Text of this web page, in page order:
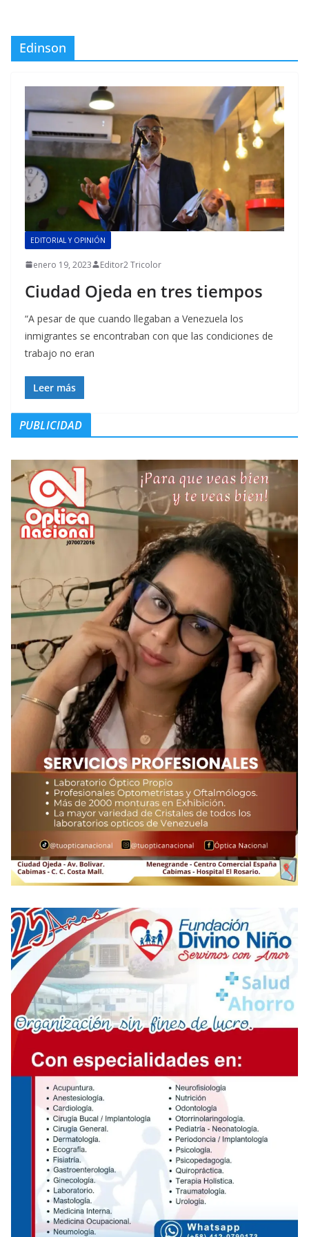
Edinson
EDITORIAL Y OPINIÓN
enero 19, 2023 Editor2 Tricolor
Ciudad Ojeda en tres tiempos
“A pesar de que cuando llegaban a Venezuela los
inmigrantes se encontraban con que las condiciones de
trabajo no eran
Leer más
PUBLICIDAD